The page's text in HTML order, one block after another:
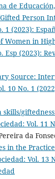
de
Person
1 (2023):
Women in
(2023):
Source:
10 No. 1
Vol. 11
da
in the
Vol. 13